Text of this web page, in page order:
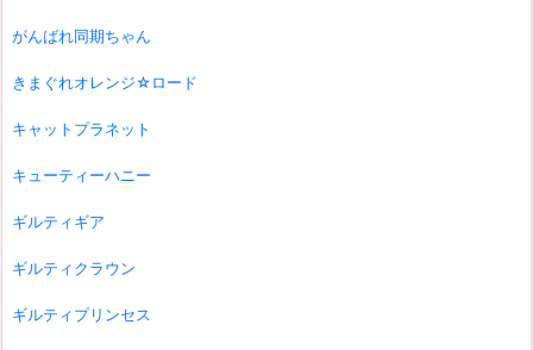
がんばれ同期ちゃん
きまぐれオレンジ☆ロード
キャットプラネット
キューティーハニー
ギルティギア
ギルティクラウン
ギルティプリンセス